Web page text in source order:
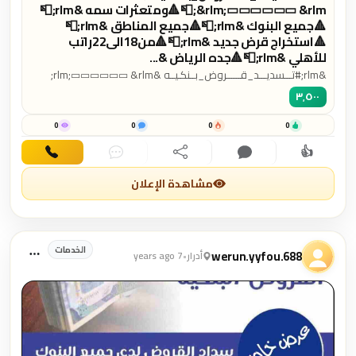
&rlm;▭▭▭▭▭▭ &rlm;📮🔺ومتعثرات سمه &rlm;📮
🔺جميع البنوك &rlm;📮🔺جميع المناطق &rlm;📮
🔺استخراج قرض جديد &rlm;📮🔺من18الى22راتب
للأهلي &rlm;📮🔺جده الرياض &...
&rlm;⁧‫#تـــسديـــد_قــــــروض_بــنكـيــه‬⁩ &rlm;▭▭▭▭▭▭ &rlm;
٣٬٥٠٠
0
0
0
0
👍اهتمام تعليق مشاركة دردشة اتصال
مشاهدة الإعلان
werun.yyfou.688 أدرار•
7 years ago الخدمات